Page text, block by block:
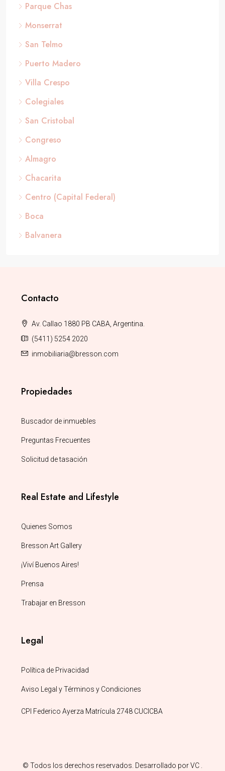
Parque Chas
Monserrat
San Telmo
Puerto Madero
Villa Crespo
Colegiales
San Cristobal
Congreso
Almagro
Chacarita
Centro (Capital Federal)
Boca
Balvanera
Contacto
Av. Callao 1880 PB CABA, Argentina.
(5411) 5254 2020
inmobiliaria@bresson.com
Propiedades
Buscador de inmuebles
Preguntas Frecuentes
Solicitud de tasación
Real Estate and Lifestyle
Quienes Somos
Bresson Art Gallery
¡Viví Buenos Aires!
Prensa
Trabajar en Bresson
Legal
Política de Privacidad
Aviso Legal y Términos y Condiciones
CPI Federico Ayerza Matrícula 2748 CUCICBA
© Todos los derechos reservados. Desarrollado porVC